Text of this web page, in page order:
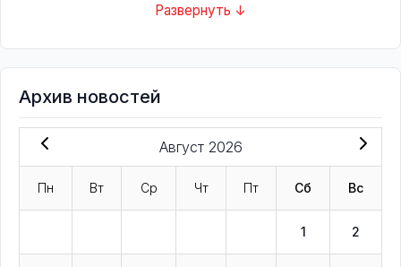
Развернуть ↓
Архив новостей
Август 2026
Пн Вт Ср Чт Пт Сб Вс
1 2